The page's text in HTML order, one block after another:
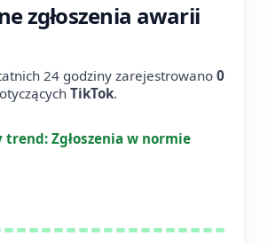
zgłoszenia awarii
24 godziny zarejestrowano 0
TikTok.
trend: Zgłoszenia w normie